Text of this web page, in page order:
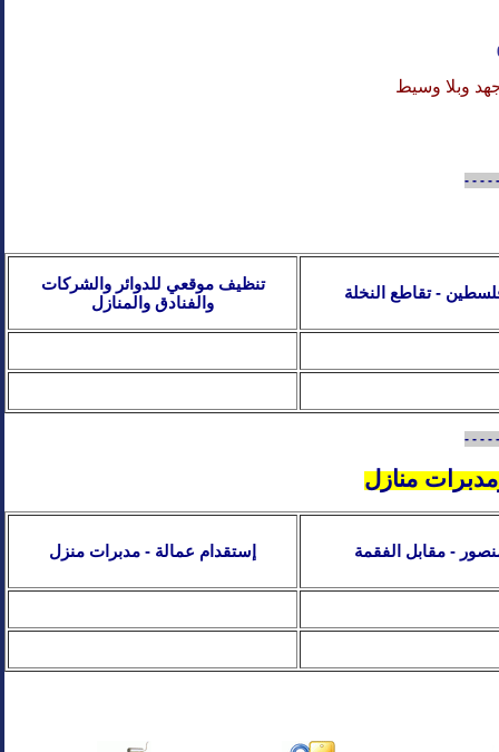
وبلا وسيط
- - - -
تنظيف موقعي للدوائر والشركات
والفنادق والمنازل
- تقاطع النخلة
- - - -
منازل
إستقدام عمالة - مدبرات منزل - مقابل الفقمة